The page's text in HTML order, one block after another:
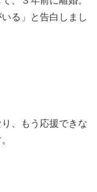
る」と告白しまし
、もう応援できな